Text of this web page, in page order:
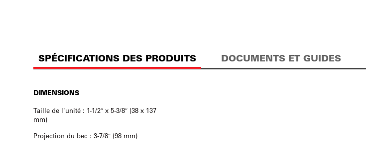
SPÉCIFICATIONS DES PRODUITS DOCUMENTS ET GUIDES
DIMENSIONS
Taille de l'unité : 1-1/2″ x 5-3/8″ (38 x 137
mm)
Projection du bec : 3-7/8″ (98 mm)